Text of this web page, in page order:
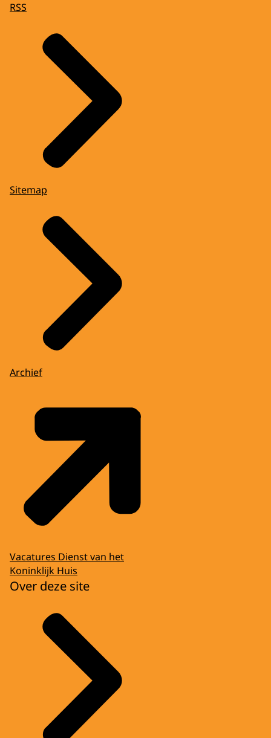
RSS
Sitemap
Archief
Vacatures Dienst van het
Koninklijk Huis
Over deze site